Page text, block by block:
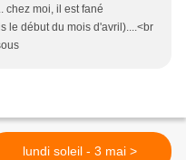
chez moi, il est fané
le début du mois d'avril)....<br
lundi soleil - 3 mai >